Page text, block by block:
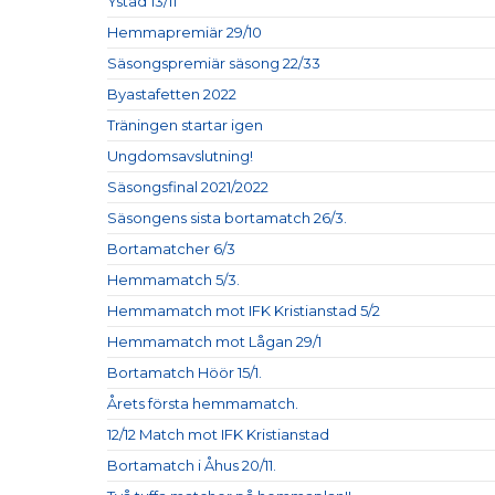
Hemmapremiär 29/10
Säsongspremiär säsong 22/33
Byastafetten 2022
Träningen startar igen
Ungdomsavslutning!
Säsongsfinal 2021/2022
Säsongens sista bortamatch 26/3.
Bortamatcher 6/3
Hemmamatch 5/3.
Hemmamatch mot IFK Kristianstad 5/2
Hemmamatch mot Lågan 29/1
Bortamatch Höör 15/1.
Årets första hemmamatch.
12/12 Match mot IFK Kristianstad
Bortamatch i Åhus 20/11.